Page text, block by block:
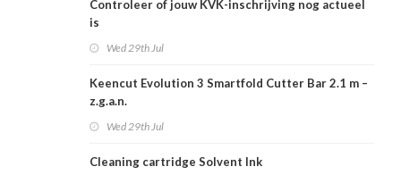
Controleer of jouw KVK-inschrijving nog actueel
is
Wed 29th Jul
Keencut Evolution 3 Smartfold Cutter Bar 2.1 m –
z.g.a.n.
Wed 29th Jul
Cleaning cartridge Solvent Ink